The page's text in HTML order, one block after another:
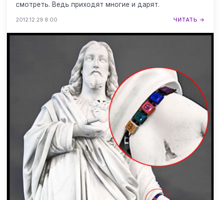
смотреть. Ведь приходят многие и дарят.
2012.12.29 8:00 ЧИТАТЬ →